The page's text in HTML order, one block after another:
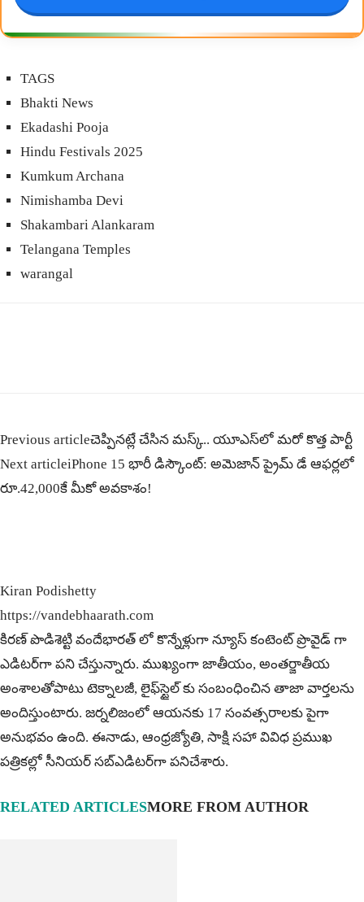
TAGS
Bhakti News
Ekadashi Pooja
Hindu Festivals 2025
Kumkum Archana
Nimishamba Devi
Shakambari Alankaram
Telangana Temples
warangal
Previous articleచెప్పిన‌ట్లే చేసిన మ‌స్క్‌.. యూఎస్‌లో మ‌రో కొత్త పార్టీ
Next articleiPhone 15 భారీ డిస్కౌంట్: అమెజాన్ ప్రైమ్ డే ఆఫర్లలో
రూ.42,000కే మీకో అవకాశం!
Kiran Podishetty
https://vandebhaarath.com
కిర‌ణ్ పొడిశెట్టి వందేభారత్ లో కొన్నేళ్లుగా న్యూస్ కంటెంట్ ప్రొవైడ్ గా
ఎడిటర్‌గా పని చేస్తున్నారు. ముఖ్యంగా జాతీయం, అంత‌ర్జాతీయ
అంశాల‌తోపాటు టెక్నాల‌జీ, లైఫ్‌స్టైల్‌ కు సంబంధించిన తాజా వార్తల‌ను
అందిస్తుంటారు. జర్నలిజంలో ఆయ‌న‌కు 17 సంవత్సరాలకు పైగా
అనుభవం ఉంది. ఈనాడు, ఆంధ్ర‌జ్యోతి, సాక్షి స‌హా వివిధ ప్ర‌ముఖ‌
ప‌త్రిక‌ల్లో సీనియ‌ర్‌ స‌బ్ఎడిట‌ర్‌గా ప‌నిచేశారు.
RELATED ARTICLESMORE FROM AUTHOR